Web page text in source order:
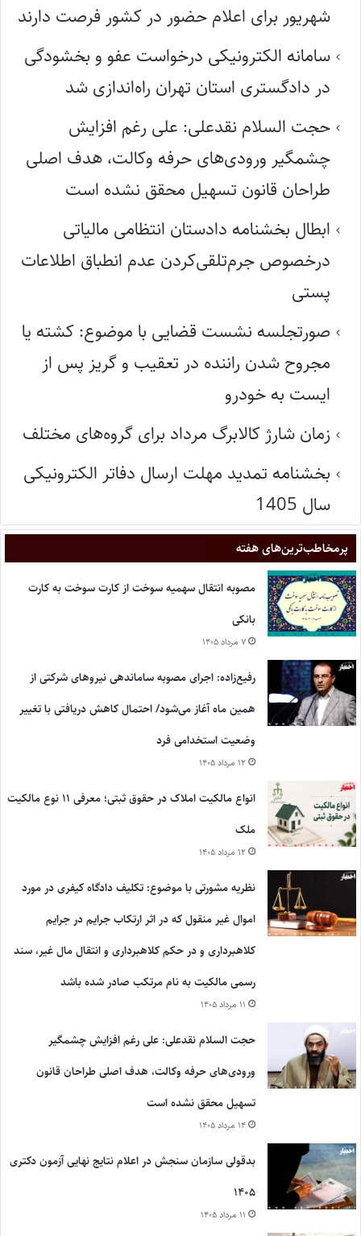
شهریور برای اعلام حضور در کشور فرصت دارند
سامانه الکترونیکی درخواست عفو و بخشودگی
در دادگستری استان تهران راه‌اندازی شد
حجت السلام نقدعلی: علی رغم افزایش
چشمگیر ورودی‌های حرفه وکالت، هدف اصلی
طراحان قانون تسهیل محقق نشده است
ابطال بخشنامه دادستان انتظامی مالیاتی
درخصوص جرم‌تلقی‌کردن عدم انطباق اطلاعات
پستی
صورتجلسه نشست قضایی با موضوع: کشته یا
مجروح شدن راننده در تعقیب و گریز پس از
ایست به خودرو
زمان شارژ کالابرگ مرداد برای گروه‌های مختلف
بخشنامه تمدید مهلت ارسال دفاتر الکترونیکی
سال 1405
پر‌مخاطب‌ترین‌های هفته
مصوبه انتقال سهمیه سوخت از کارت سوخت به کارت
بانکی
۷ مرداد ۱۴۰۵
رفیع‌زاده: اجرای مصوبه ساماندهی نیروهای شرکتی از
همین ماه آغاز می‌شود/ احتمال کاهش دریافتی با تغییر
وضعیت استخدامی فرد
۱۲ مرداد ۱۴۰۵
انواع مالکیت املاک در حقوق ثبتی؛ معرفی ۱۱ نوع مالکیت
ملک
۱۲ مرداد ۱۴۰۵
نظریه مشورتی با موضوع: تکلیف دادگاه کیفری در مورد
اموال غیر منقول که در اثر ارتکاب جرایم در جرایم
کلاهبرداری و در حکم کلاهبرداری و انتقال مال غیر، سند
رسمی مالکیت به نام مرتکب صادر شده باشد
۱۱ مرداد ۱۴۰۵
حجت السلام نقدعلی: علی رغم افزایش چشمگیر
ورودی‌های حرفه وکالت، هدف اصلی طراحان قانون
تسهیل محقق نشده است
۱۴ مرداد ۱۴۰۵
بدقولی سازمان سنجش در اعلام نتایج نهایی آزمون دکتری
۱۴۰۵
۱۱ مرداد ۱۴۰۵